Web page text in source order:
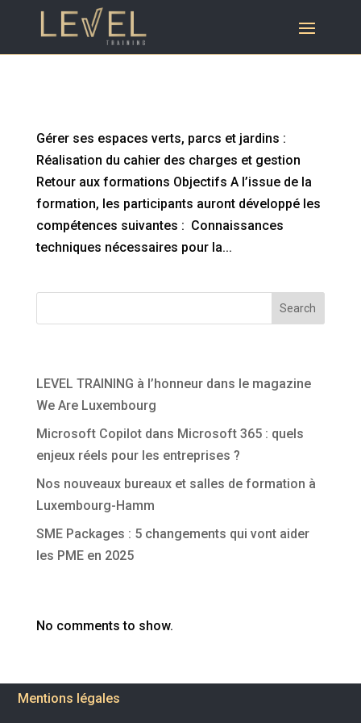
Gérer ses espaces verts, parcs et jardins :
Réalisation du cahier des charges et gestion
Retour aux formations Objectifs A l’issue de la
formation, les participants auront développé les
compétences suivantes : Connaissances
techniques nécessaires pour la...
Search
LEVEL TRAINING à l’honneur dans le magazine
We Are Luxembourg
Microsoft Copilot dans Microsoft 365 : quels
enjeux réels pour les entreprises ?
Nos nouveaux bureaux et salles de formation à
Luxembourg-Hamm
SME Packages : 5 changements qui vont aider
les PME en 2025
No comments to show.
Mentions légales